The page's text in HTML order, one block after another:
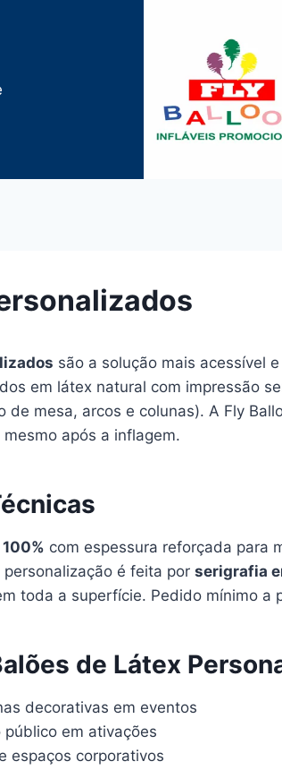
são a solução mais acessível
em látex natural com impressão
de mesa, arcos e colunas). A Fly
após a inflagem.
com espessura reforçada para
personalização é feita por serigrafia
toda a superfície. Pedido mínimo a
de Látex
decorativas em eventos
em ativações
espaços corporativos